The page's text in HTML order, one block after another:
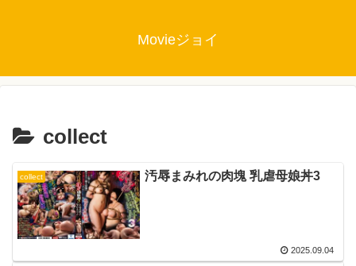
Movieジョイ
collect
collect 汚辱まみれの肉塊 乳虐母娘丼3
2025.09.04